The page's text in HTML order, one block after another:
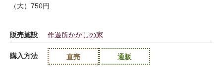
（大）750円
販売施設 作遊所かかしの家
購入方法 直売 通販